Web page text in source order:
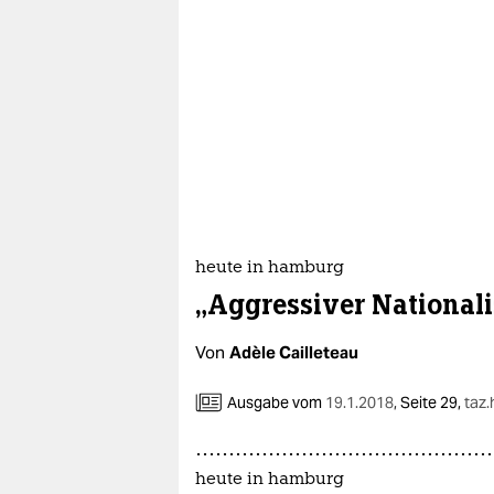
heute in hamburg
„Aggressiver
Von Adèle Cailleteau
Ausgabe vom 19.1.2018,Seite 29,
heute in hamburg